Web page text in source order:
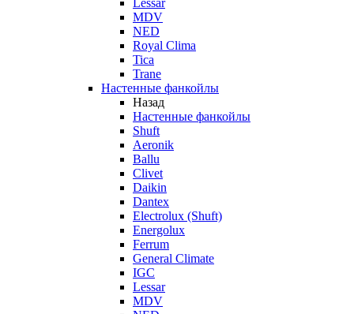
Lessar
MDV
NED
Royal Clima
Tica
Trane
Настенные фанкойлы
Назад
Настенные фанкойлы
Shuft
Aeronik
Ballu
Clivet
Daikin
Dantex
Electrolux (Shuft)
Energolux
Ferrum
General Climate
IGC
Lessar
MDV